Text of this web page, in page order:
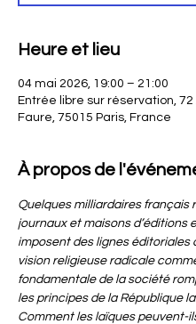
Heure et lieu
04 mai 2026, 19:00 – 21:00
Entrée libre sur réservation, 72
Faure, 75015 Paris, France
À propos de
Quelques milliardaires français
journaux et maisons d’éditions
imposent des lignes éditoriales
vision religieuse radicale
fondamentale de la société
les principes de la République
Comment les laïques peuvent-